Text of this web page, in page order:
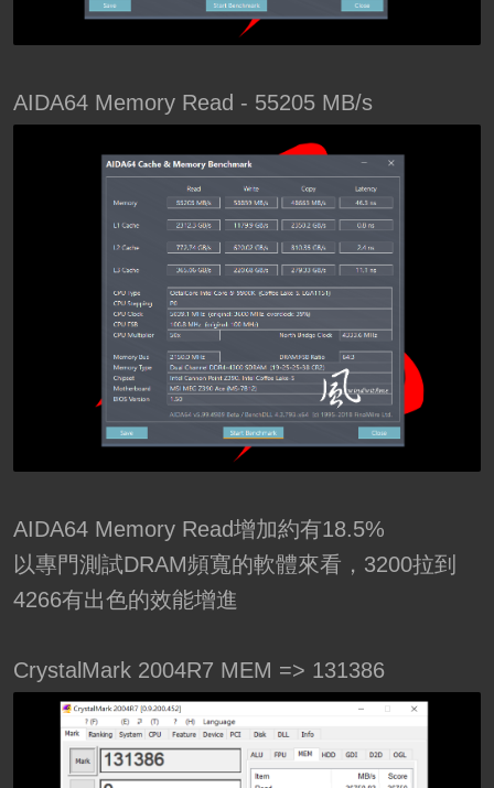
AIDA64 Memory Read - 55205 MB/s
AIDA64 Memory Read增加約有18.5%
以專門測試DRAM頻寬的軟體來看，3200拉到
4266有出色的效能增進
CrystalMark 2004R7 MEM => 131386